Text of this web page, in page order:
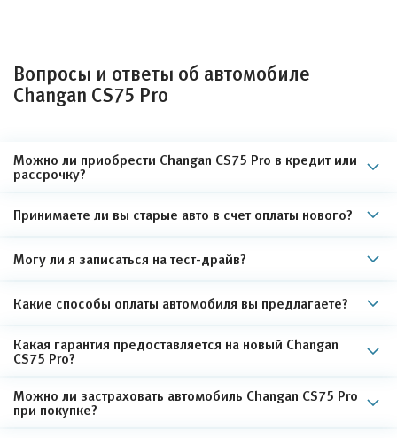
Вопросы и ответы об автомобиле
Changan CS75 Pro
Можно ли приобрести Changan CS75 Pro в кредит или
рассрочку?
Принимаете ли вы старые авто в счет оплаты нового?
Могу ли я записаться на тест-драйв?
Какие способы оплаты автомобиля вы предлагаете?
Какая гарантия предоставляется на новый Changan
CS75 Pro?
Можно ли застраховать автомобиль Changan CS75 Pro
при покупке?